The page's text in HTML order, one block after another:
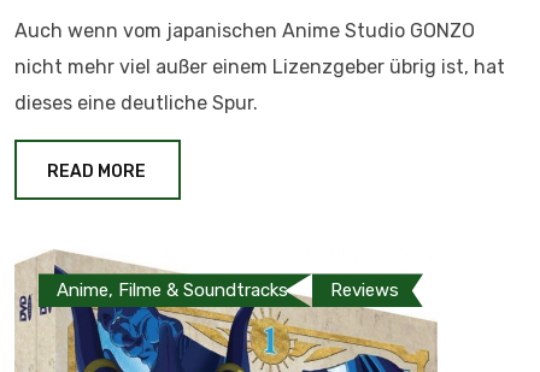
Auch wenn vom japanischen Anime Studio GONZO
nicht mehr viel außer einem Lizenzgeber übrig ist, hat
dieses eine deutliche Spur.
READ MORE
Anime, Filme & Soundtracks Reviews